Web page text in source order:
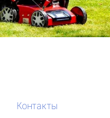
Контакты